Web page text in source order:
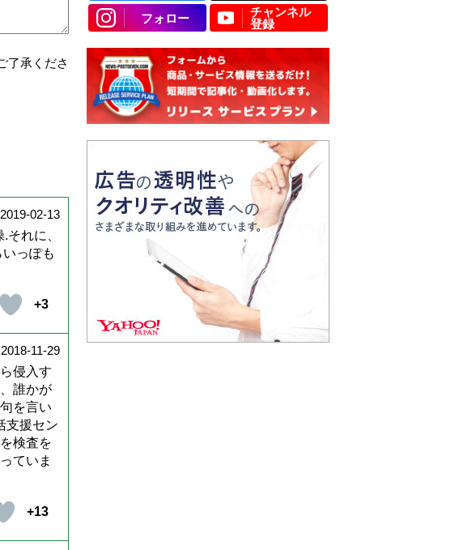
了承くださ
2019-02-13
れに、
っぽも
+3
2018-11-29
侵入す
誰かが
を言い
支援セン
検査を
ていま
+13
フォロー
チャンネル
登録